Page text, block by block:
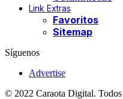
Link Extras
Favoritos
Sitemap
Síguenos
Advertise
© 2022 Caraota Digital. Todos